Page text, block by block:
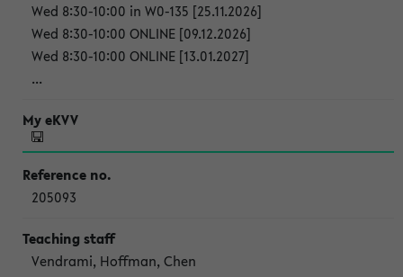
Wed 8:30-10:00 in W0-135 [25.11.2026]
Wed 8:30-10:00 ONLINE [09.12.2026]
Wed 8:30-10:00 ONLINE [13.01.2027]
...
205093
Vendrami, Hoffman, Chen